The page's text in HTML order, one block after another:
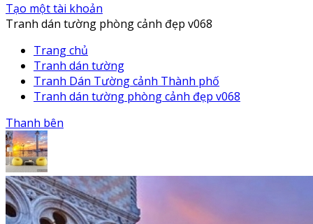
Tạo một tài khoản
Tranh dán tường phòng cảnh đẹp v068
Trang chủ
Tranh dán tường
Tranh Dán Tường cảnh Thành phố
Tranh dán tường phòng cảnh đẹp v068
Thanh bên